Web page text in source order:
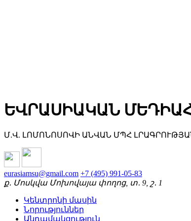
ԵՎՐԱՍԻԱԿԱՆ
Մ.Վ. ԼՈՄՈՆՈՍՈՎԻ ԱՆՎԱՆ ՄՊՀ
eurasiamsu@gmail.com +7 (495) 991-05-83
ք․ Մոսկվա Մոխովայա փողոց, տ․ 9, շ․ 1
Կենտրոնի մասին
Նորություններ
Անդամակցություն